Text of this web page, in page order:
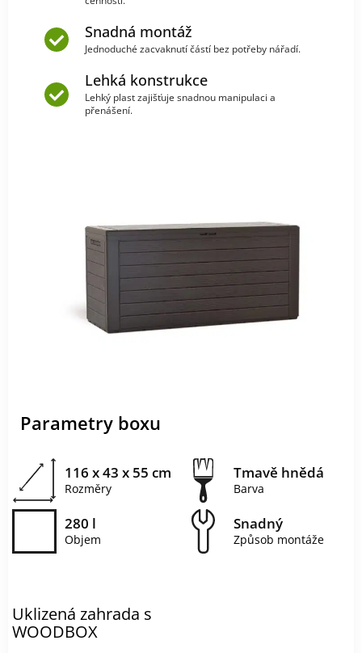
Snadná montáž
Jednoduché zacvaknutí částí bez potřeby nářadí.
Lehká konstrukce
Lehký plast zajišťuje snadnou manipulaci a
přenášení.
Parametry boxu
116 x 43 x 55 cm
Rozměry
Tmavě hnědá
Barva
280 l
Objem
Snadný
Způsob montáže
Uklizená zahrada s
WOODBOX